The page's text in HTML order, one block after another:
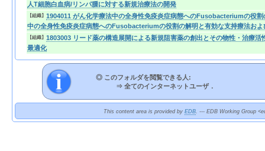
人T細胞白血病/リンパ腫に対する新規治療法の開発
【組織】 1904011 がん化学療法中の全身性免疫炎症病態へのFusobacteriumの役
中の全身性免疫炎症病態へのFusobacteriumの役割の解明と有効な支持療法お
【組織】 1803003 リード薬の構造展開による新規阻害薬の創出とその物性・治療活
最適化
◎ このフォルダを閲覧できる人:
⇒ 全てのインターネットユーザ．
This content area is provided by EDB. --- EDB Working Group